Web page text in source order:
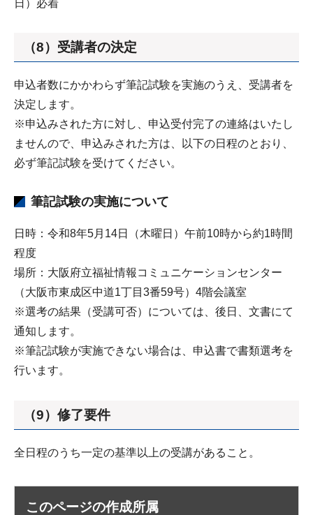
日）必着
（8）受講者の決定
申込者数にかかわらず筆記試験を実施のうえ、受講者を
決定します。
※申込みされた方に対し、申込受付完了の連絡はいたし
ませんので、申込みされた方は、以下の日程のとおり、
必ず筆記試験を受けてください。
筆記試験の実施について
日時：令和8年5月14日（木曜日）午前10時から約1時間
程度
場所：大阪府立福祉情報コミュニケーションセンター
（大阪市東成区中道1丁目3番59号）4階会議室
※選考の結果（受講可否）については、後日、文書にて
通知します。
※筆記試験が実施できない場合は、申込書で書類選考を
行います。
（9）修了要件
全日程のうち一定の基準以上の受講があること。
このページの作成所属